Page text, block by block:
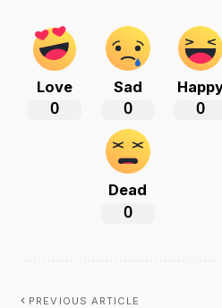
Love
0
Sad
0 0
Dead
0
PREVIOUS ARTICLE